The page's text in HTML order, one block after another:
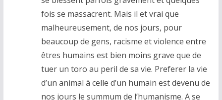
fois se massacrent. Mais il et vrai que
malheureusement, de nos jours, pour
beaucoup de gens, racisme et violence entre
êtres humains est bien moins grave que de
tuer un toro au peril de sa vie. Preferer la vie
d’un animal à celle d’un humain est devenu de
nos jours le summum de l’humanisme. A se